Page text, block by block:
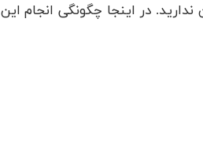
در اینجا چگونگی انجام این